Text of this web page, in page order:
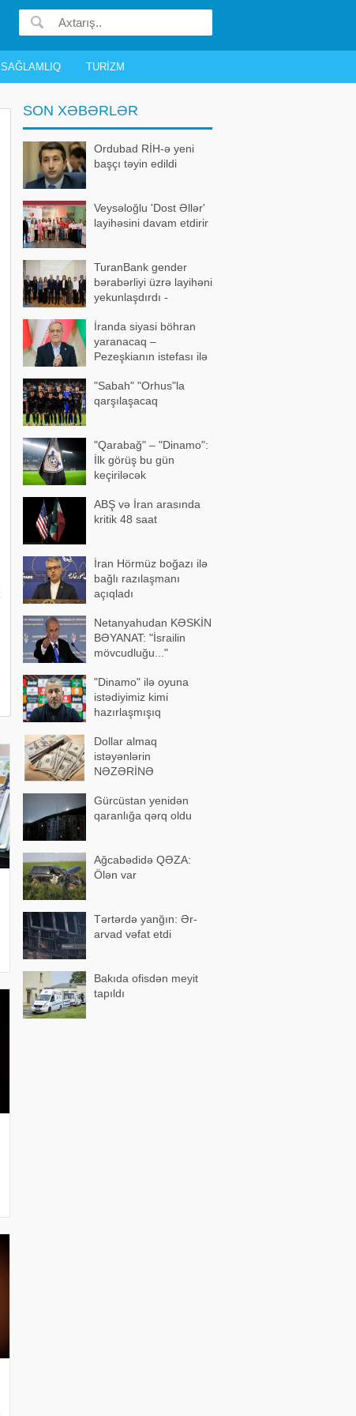
SAĞLAMLIQ TURIZM
SON XƏBƏRLƏR
Ordubad RİH-ə yeni
başçı təyin edildi
Veysəloğlu 'Dost Əllər'
layihəsini davam etdirir
TuranBank gender
bərabərliyi üzrə layihəni
yekunlaşdırdı -
İranda siyasi böhran
yaranacaq –
Pezeşkianın istefası ilə
"Sabah" "Orhus"la
qarşılaşacaq
"Qarabağ" – "Dinamo":
İlk görüş bu gün
keçiriləcək
ABŞ və İran arasında
kritik 48 saat
İran Hörmüz boğazı ilə
bağlı razılaşmanı
açıqladı
Netanyahudan KƏSKİN
BƏYANAT: "İsrailin
mövcudluğu..."
"Dinamo" ilə oyuna
istədiyimiz kimi
hazırlaşmışıq
Dollar almaq
istəyənlərin
NƏZƏRİNƏ
Gürcüstan yenidən
qaranlığa qərq oldu
Ağcabədidə QƏZA:
Ölən var
Tərtərdə yanğın: Ər-
arvad vəfat etdi
Bakıda ofisdən meyit
tapıldı